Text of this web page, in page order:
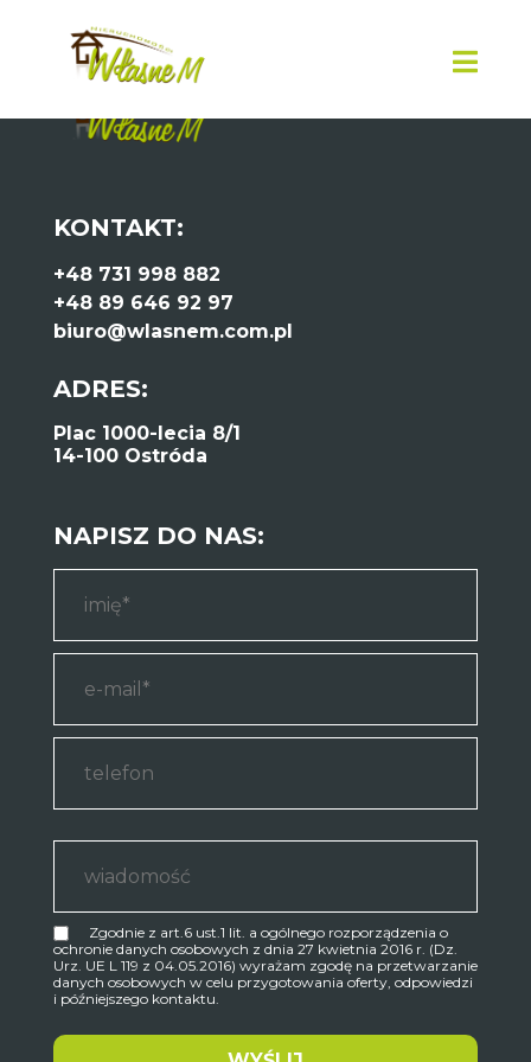
KONTAKT:
+48 731 998 882
+48 89 646 92 97
biuro@wlasnem.com.pl
ADRES:
Plac 1000-lecia 8/1
14-100 Ostróda
NAPISZ DO NAS:
Zgodnie z art.6 ust.1 lit. a ogólnego rozporządzenia o
ochronie danych osobowych z dnia 27 kwietnia 2016 r. (Dz.
Urz. UE L 119 z 04.05.2016) wyrażam zgodę na przetwarzanie
danych osobowych w celu przygotowania oferty, odpowiedzi
i późniejszego kontaktu.